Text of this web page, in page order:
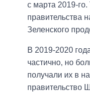
с марта 2019-го.
правительства
Зеленского
В 2019-2020
частично, но
получали их в
правительство